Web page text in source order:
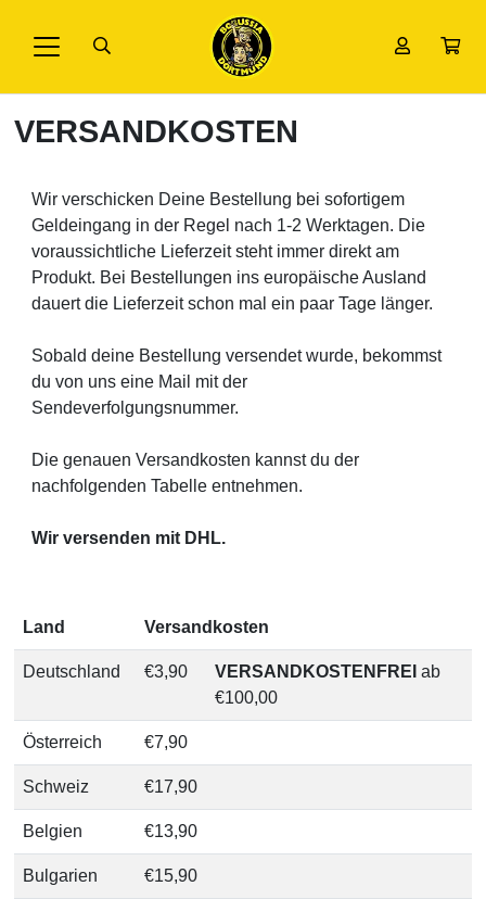
VERSANDKOSTEN
Wir verschicken Deine Bestellung bei sofortigem
Geldeingang in der Regel nach 1-2 Werktagen. Die
voraussichtliche Lieferzeit steht immer direkt am
Produkt. Bei Bestellungen ins europäische Ausland
dauert die Lieferzeit schon mal ein paar Tage länger.
Sobald deine Bestellung versendet wurde, bekommst
du von uns eine Mail mit der
Sendeverfolgungsnummer.
Die genauen Versandkosten kannst du der
nachfolgenden Tabelle entnehmen.
Wir versenden mit DHL.
Land Versandkosten
Deutschland €3,90 VERSANDKOSTENFREI ab
€100,00
Österreich €7,90
Schweiz €17,90
Belgien €13,90
Bulgarien €15,90